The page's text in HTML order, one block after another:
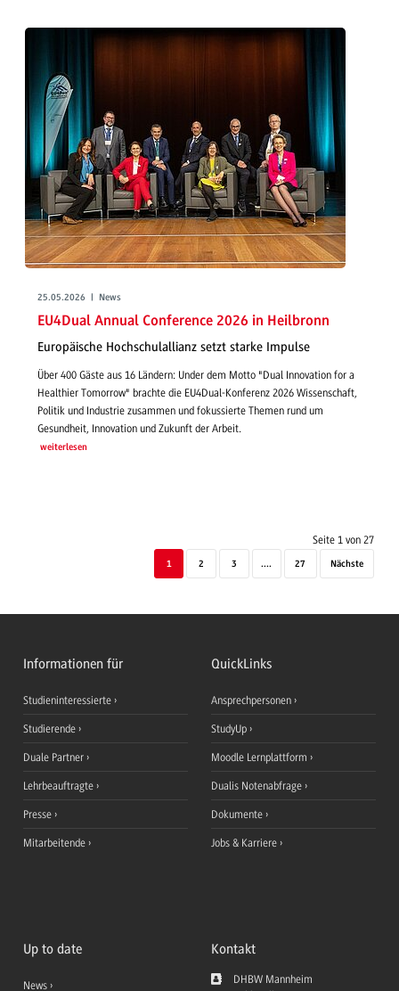
25.05.2026 | News
EU4Dual Annual Conference 2026 in Heilbronn
Europäische Hochschulallianz setzt starke Impulse
Über 400 Gäste aus 16 Ländern: Under dem Motto "Dual Innovation for a
Healthier Tomorrow" brachte die EU4Dual-Konferenz 2026 Wissenschaft,
Politik und Industrie zusammen und fokussierte Themen rund um
Gesundheit, Innovation und Zukunft der Arbeit.
weiterlesen
Seite 1 von 27
1 2 3 .... 27 Nächste
Informationen für
Studieninteressierte
Studierende
Duale Partner
Lehrbeauftragte
Presse
Mitarbeitende
QuickLinks
Ansprechpersonen
StudyUp
Moodle Lernplattform
Dualis Notenabfrage
Dokumente
Jobs & Karriere
Up to date
News
Kontakt
DHBW Mannheim